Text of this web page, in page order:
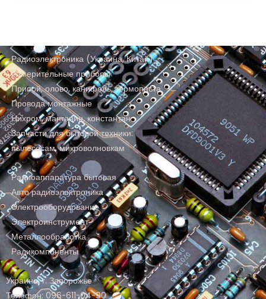
Радиоэлектроника (Украина, Китай)
Измерительные приборы
Припой, олово, канифоль, термопаста
Провода монтажные
Нихром, манганин, константан
Запчасти для бытовой техники:
пылесосам, микроволновкам
Радиоаппаратура бытовая
Авто радиоэлектроника
Электрооборудование
Электроинструмент
Металлообработка
Радикомпоненты
Украина, г. Запорожье
Телефон: 096-611-04-90